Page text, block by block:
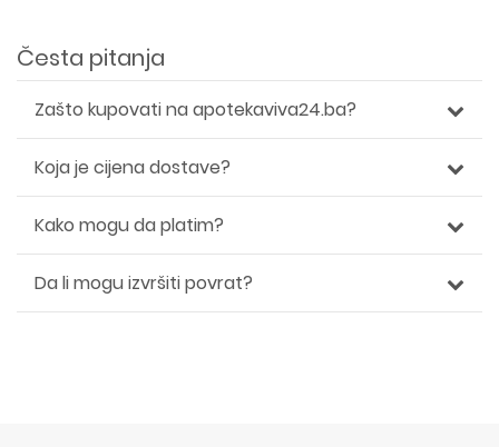
Česta pitanja
Zašto kupovati na apotekaviva24.ba?
Koja je cijena dostave?
Kako mogu da platim?
Da li mogu izvršiti povrat?